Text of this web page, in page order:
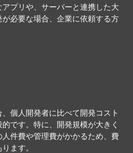
プリや、サーバーと連携した大
必要な場合、企業に依頼する方
個人開発者に比べて開発コスト
です。特に、開発規模が大きく
件費や管理費がかかるため、費
ます。